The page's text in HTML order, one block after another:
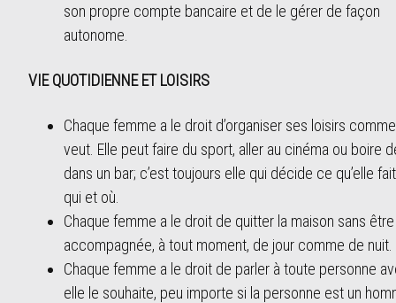
son propre compte bancaire et de le gérer de façon
autonome.
VIE QUOTIDIENNE ET LOISIRS
Chaque femme a le droit d’organiser ses loisirs
veut. Elle peut faire du sport, aller au cinéma ou boire
dans un bar; c’est toujours elle qui décide ce qu’elle
qui et où.
Chaque femme a le droit de quitter la maison sans être
accompagnée, à tout moment, de jour comme de nuit.
Chaque femme a le droit de parler à toute personne
elle le souhaite, peu importe si la personne est un